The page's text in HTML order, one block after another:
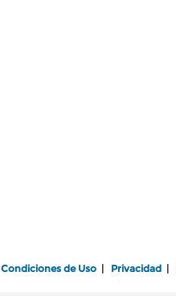
Condiciones de Uso Privacidad